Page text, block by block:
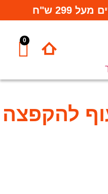
299 ש"ח
0
להקפצה